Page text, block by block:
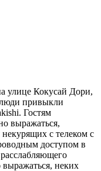
улице Кокусай Дори,
привыкли
Гостям
выражаться,
с телеком с
доступом в
выражаться, неких